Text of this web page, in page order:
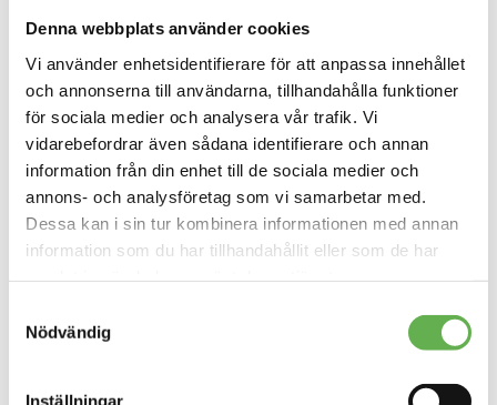
Denna webbplats använder cookies
Vi använder enhetsidentifierare för att anpassa innehållet
och annonserna till användarna, tillhandahålla funktioner
för sociala medier och analysera vår trafik. Vi
vidarebefordrar även sådana identifierare och annan
information från din enhet till de sociala medier och
annons- och analysföretag som vi samarbetar med.
Dessa kan i sin tur kombinera informationen med annan
information som du har tillhandahållit eller som de har
Läs mer om vår Integritetspolicy
Nödvändig
Inställningar
Så det blir ungefär 8h / vecka och
förhoppningsvis blir det någon helg och lite
extra runt ledigheterna.